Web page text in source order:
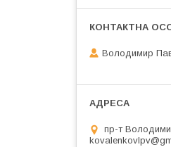
Володимир
пр-т